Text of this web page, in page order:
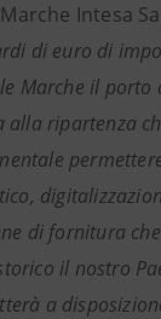
Intesa
di euro di
Marche il
ripartenza
di fornitura
il nostro
a